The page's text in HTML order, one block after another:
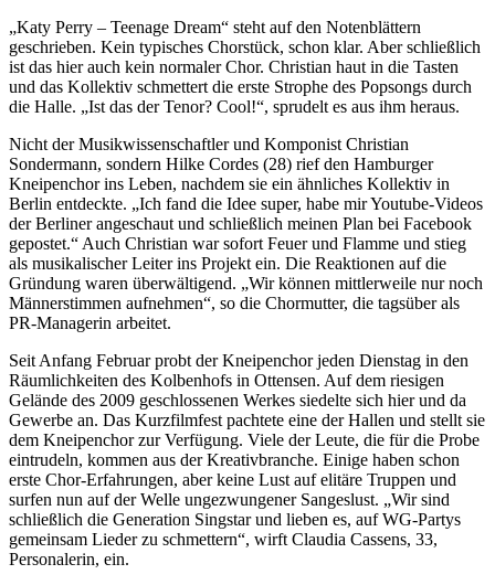
„Katy Perry – Teenage Dream“ steht auf den Notenblättern
geschrieben. Kein typisches Chorstück, schon klar. Aber schließlich
ist das hier auch kein normaler Chor. Christian haut in die Tasten
und das Kollektiv schmettert die erste Strophe des Popsongs durch
die Halle. „Ist das der Tenor? Cool!“, sprudelt es aus ihm heraus.
Nicht der Musikwissenschaftler und Komponist Christian
Sondermann, sondern Hilke Cordes (28) rief den Hamburger
Kneipenchor ins Leben, nachdem sie ein ähnliches Kollektiv in
Berlin entdeckte. „Ich fand die Idee super, habe mir Youtube-Videos
der Berliner angeschaut und schließlich meinen Plan bei Facebook
gepostet.“ Auch Christian war sofort Feuer und Flamme und stieg
als musikalischer Leiter ins Projekt ein. Die Reaktionen auf die
Gründung waren überwältigend. „Wir können mittlerweile nur noch
Männerstimmen aufnehmen“, so die Chormutter, die tagsüber als
PR-Managerin arbeitet.
Seit Anfang Februar probt der Kneipenchor jeden Dienstag in den
Räumlichkeiten des Kolbenhofs in Ottensen. Auf dem riesigen
Gelände des 2009 geschlossenen Werkes siedelte sich hier und da
Gewerbe an. Das Kurzfilmfest pachtete eine der Hallen und stellt sie
dem Kneipenchor zur Verfügung. Viele der Leute, die für die Probe
eintrudeln, kommen aus der Kreativbranche. Einige haben schon
erste Chor-Erfahrungen, aber keine Lust auf elitäre Truppen und
surfen nun auf der Welle ungezwungener Sangeslust. „Wir sind
schließlich die Generation Singstar und lieben es, auf WG-Partys
gemeinsam Lieder zu schmettern“, wirft Claudia Cassens, 33,
Personalerin, ein.